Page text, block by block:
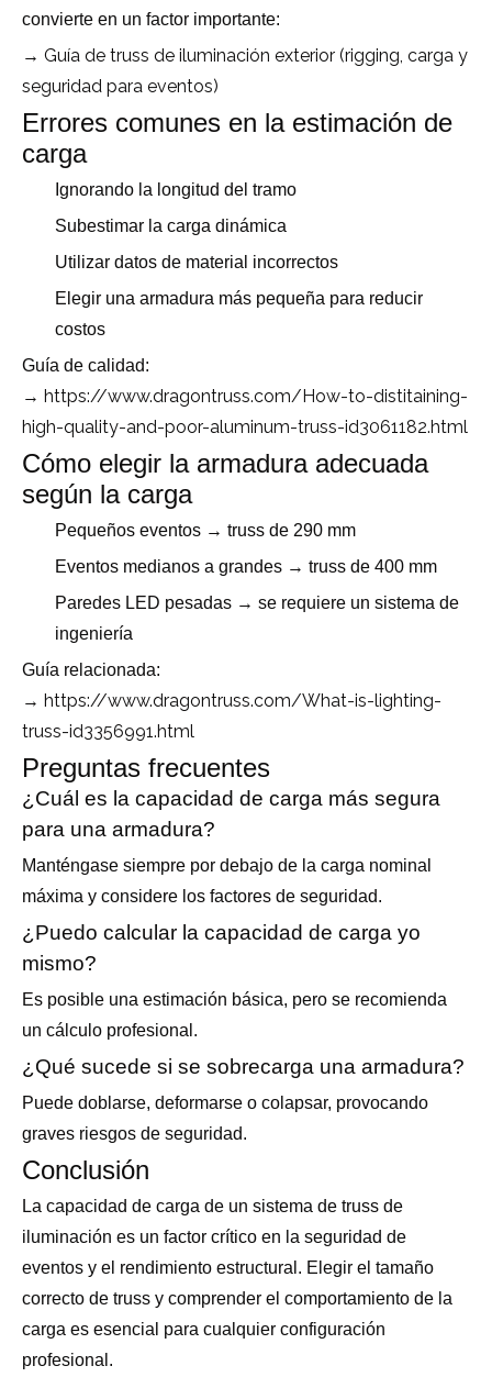
convierte en un factor importante:
→ Guía de truss de iluminación exterior (rigging, carga y
seguridad para eventos)
Errores comunes en la estimación de
carga
Ignorando la longitud del tramo
Subestimar la carga dinámica
Utilizar datos de material incorrectos
Elegir una armadura más pequeña para reducir
costos
Guía de calidad:
→ https://www.dragontruss.com/How-to-distitaining-
high-quality-and-poor-aluminum-truss-id3061182.html
Cómo elegir la armadura adecuada
según la carga
Pequeños eventos → truss de 290 mm
Eventos medianos a grandes → truss de 400 mm
Paredes LED pesadas → se requiere un sistema de
ingeniería
Guía relacionada:
→ https://www.dragontruss.com/What-is-lighting-
truss-id3356991.html
Preguntas frecuentes
¿Cuál es la capacidad de carga más segura
para una armadura?
Manténgase siempre por debajo de la carga nominal
máxima y considere los factores de seguridad.
¿Puedo calcular la capacidad de carga yo
mismo?
Es posible una estimación básica, pero se recomienda
un cálculo profesional.
¿Qué sucede si se sobrecarga una armadura?
Puede doblarse, deformarse o colapsar, provocando
graves riesgos de seguridad.
Conclusión
La capacidad de carga de un sistema de truss de
iluminación es un factor crítico en la seguridad de
eventos y el rendimiento estructural. Elegir el tamaño
correcto de truss y comprender el comportamiento de la
carga es esencial para cualquier configuración
profesional.